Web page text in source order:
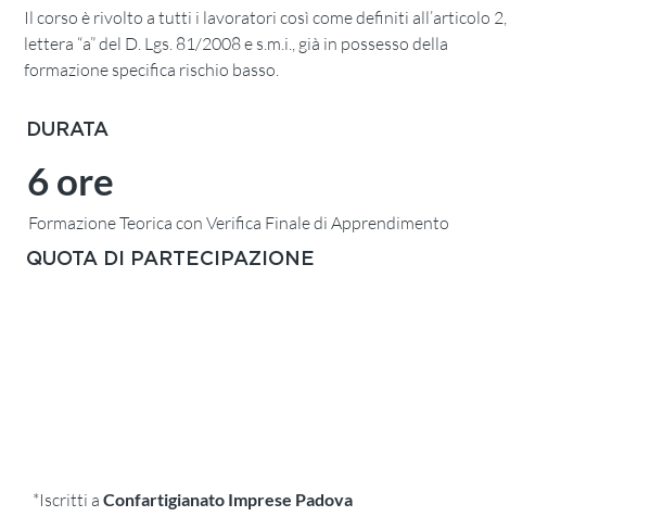
Il corso è rivolto a tutti i lavoratori così come definiti all’articolo 2,
lettera “a” del D. Lgs. 81/2008 e s.m.i., già in possesso della
formazione specifica rischio basso.
DURATA
6 ore
Formazione Teorica con Verifica Finale di Apprendimento
QUOTA DI PARTECIPAZIONE
*Iscritti a Confartigianato Imprese Padova